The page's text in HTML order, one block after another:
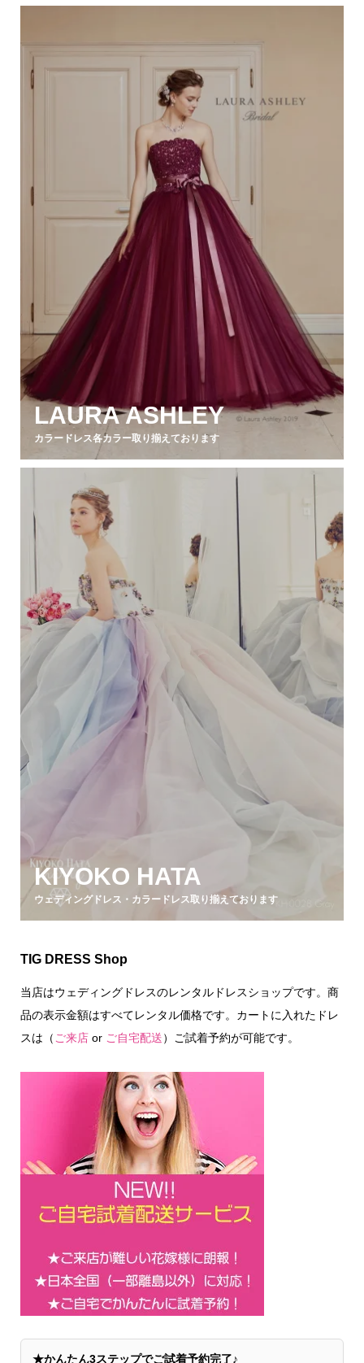
LAURA ASHLEY
カラードレス各カラー取り揃えております
KIYOKO HATA
ウェディングドレス・カラードレス取り揃えております
TIG DRESS Shop
当店はウェディングドレスのレンタルドレスショップです。商
品の表示金額はすべてレンタル価格です。カートに入れたドレ
スは（ ご来店or ご自宅配送）ご試着予約が可能です。
★かんたん3ステップでご試着予約完了♪